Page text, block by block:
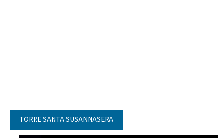
TORRE SANTA SUSANNASERA